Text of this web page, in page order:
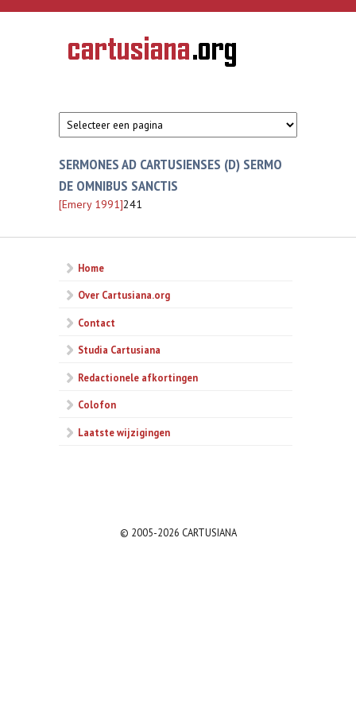
Overslaan en naar de inhoud gaan
CARTUSIANA
Geschiedenis
van de
SERMONES AD CARTUSIENSES (D) SERMO
DE OMNIBUS SANCTIS
[Emery 1991]241
Home
Over Cartusiana.org
Contact
Studia Cartusiana
Redactionele afkortingen
Colofon
Laatste wijzigingen
© 2005-2026 CARTUSIANA